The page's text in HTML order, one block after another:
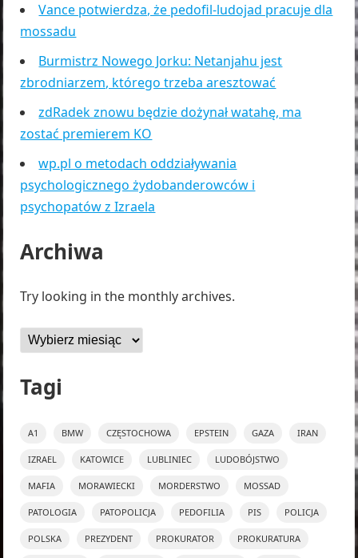
Vance potwierdza, że pedofil-ludojad pracuje dla
mossadu
Burmistrz Nowego Jorku: Netanjahu jest
zbrodniarzem, którego trzeba aresztować
zdRadek znowu będzie dożynał watahę, ma
zostać premierem KO
wp.pl o metodach oddziaływania
psychologicznego żydobanderowców i
psychopatów z Izraela
Archiwa
Try looking in the monthly archives.
Archiwa
Tagi
A1 BMW CZĘSTOCHOWA EPSTEIN GAZA IRAN
IZRAEL KATOWICE LUBLINIEC LUDOBÓJSTWO
MAFIA MORAWIECKI MORDERSTWO MOSSAD
PATOLOGIA PATOPOLICJA PEDOFILIA PIS POLICJA
POLSKA PREZYDENT PROKURATOR PROKURATURA